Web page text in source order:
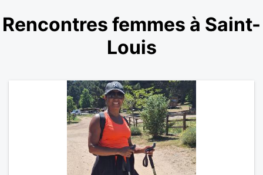
Rencontres femmes à Saint-
Louis